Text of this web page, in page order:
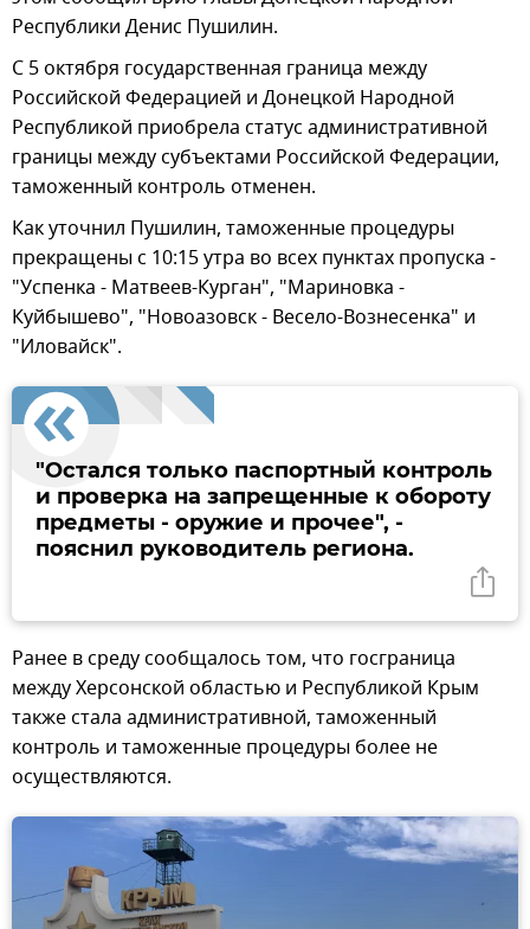
Республики Денис Пушилин.
С 5 октября государственная граница между
Российской Федерацией и Донецкой Народной
Республикой приобрела статус административной
границы между субъектами Российской Федерации,
таможенный контроль отменен.
Как уточнил Пушилин, таможенные процедуры
прекращены с 10:15 утра во всех пунктах пропуска -
"Успенка - Матвеев-Курган", "Мариновка -
Куйбышево", "Новоазовск - Весело-Вознесенка" и
"Иловайск".
"Остался только паспортный контроль
и проверка на запрещенные к обороту
предметы - оружие и прочее", -
пояснил руководитель региона.
Ранее в среду сообщалось том, что госграница
между Херсонской областью и Республикой Крым
также стала административной, таможенный
контроль и таможенные процедуры более не
осуществляются.